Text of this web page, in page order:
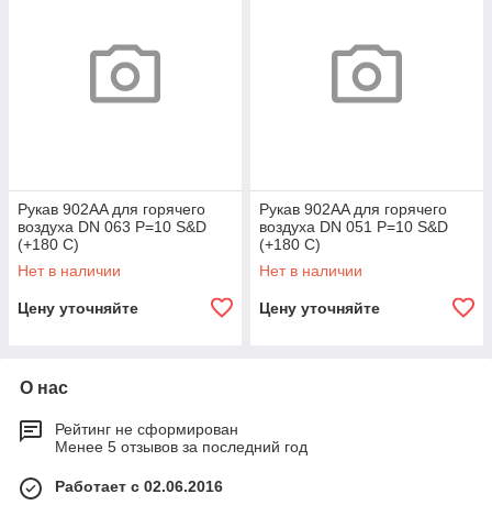
Рукав 902AA для горячего
воздуха DN 063 P=10 S&D
(+180 C)
Нет в наличии
Цену уточняйте
Рукав 902AA для горячего
воздуха DN 051 P=10 S&D
(+180 C)
Нет в наличии
Цену уточняйте
О нас
Рейтинг не сформирован
Менее 5 отзывов за последний год
Работает с 02.06.2016